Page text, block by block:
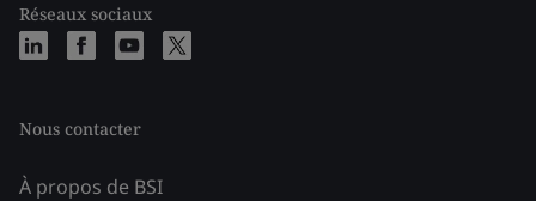
Réseaux sociaux
Nous contacter
À propos de BSI